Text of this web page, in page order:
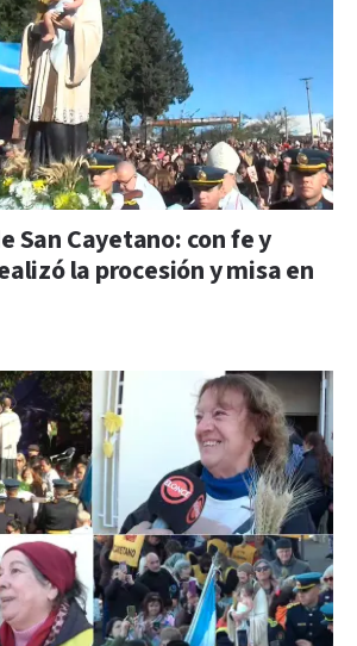
San Cayetano: con fe y
la procesión y misa en